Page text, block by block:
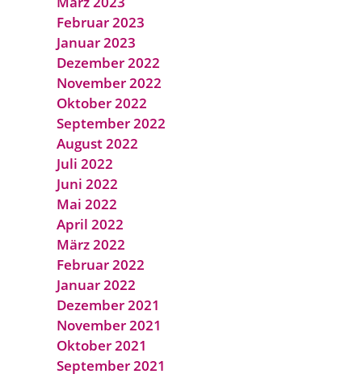
Februar 2023
Januar 2023
Dezember 2022
November 2022
Oktober 2022
September 2022
August 2022
Juli 2022
Juni 2022
Mai 2022
April 2022
März 2022
Februar 2022
Januar 2022
Dezember 2021
November 2021
Oktober 2021
September 2021